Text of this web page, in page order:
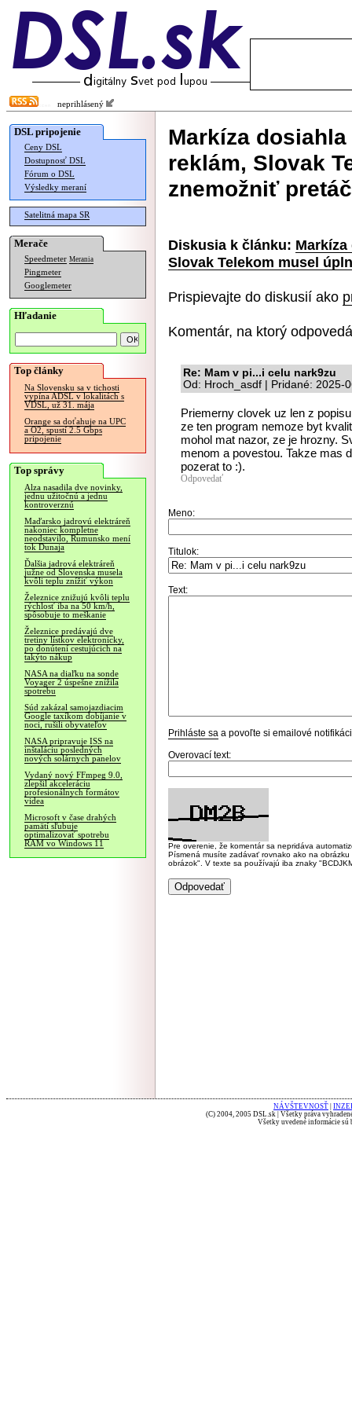
neprihlásený
DSL pripojenie
Ceny DSL
Dostupnosť DSL
Fórum o DSL
Výsledky meraní
Satelitná mapa SR
Merače
Speedmeter Merania
Pingmeter
Googlemeter
Hľadanie
Top články
Na Slovensku sa v tichosti
vypína ADSL v lokalitách s
VDSL, už 31. mája
Orange sa doťahuje na UPC
a O2, spustí 2.5 Gbps
pripojenie
Top správy
Alza nasadila dve novinky,
jednu užitočnú a jednu
kontroverznú
Maďarsko jadrovú elektráreň
nakoniec kompletne
neodstavilo, Rumunsko mení
tok Dunaja
Ďalšia jadrová elektráreň
južne od Slovenska musela
kvôli teplu znížiť výkon
Železnice znižujú kvôli teplu
rýchlosť iba na 50 km/h,
spôsobuje to meškanie
Železnice predávajú dve
tretiny lístkov elektronicky,
po donútení cestujúcich na
takýto nákup
NASA na diaľku na sonde
Voyager 2 úspešne znížila
spotrebu
Súd zakázal samojazdiacim
Google taxíkom dobíjanie v
noci, rušili obyvateľov
NASA pripravuje ISS na
inštaláciu posledných
nových solárnych panelov
Vydaný nový FFmpeg 9.0,
zlepšil akceleráciu
profesionálnych formátov
videa
Microsoft v čase drahých
pamätí sľubuje
optimalizovať spotrebu
RAM vo Windows 11
Markíza
reklám, Slovak
znemožniť
Diskusia k článku:
Slovak Telekom musel
Prispievajte do diskusií ako
Komentár, na ktorý
Re: Mam v pi...i celu nark9zu
Od: Hroch_asdf | Pridané: 2025-
Priemerny clovek uz len z
ze ten program nemoze byt
mohol mat nazor, ze je hrozny.
menom a povestou. Takze mas
pozerat to :).
Odpovedať
Meno:
Titulok:
Text:
Prihláste sa a povoľte si emailové
Overovací text:
Pre overenie, že komentár sa nepridáva
Písmená musíte zadávať rovnako ako na
obrázok". V texte sa používajú iba znaky
NÁVŠTEVNOSŤ
(C) 2004, 2005 DSL.sk | Všetky práva
Všetky uvedené informácie sú